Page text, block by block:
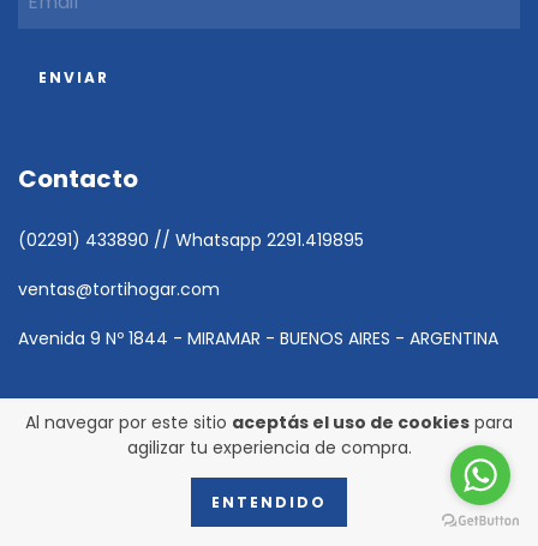
Al navegar por este sitio aceptás el uso de cookies para
agilizar tu experiencia de compra.
ENTENDIDO
Contacto
(02291) 433890 // Whatsapp 2291.419895
ventas@tortihogar.com
Avenida 9 Nº 1844 - MIRAMAR - BUENOS AIRES - ARGENTINA
Copyright TORTI HOGAR - 2026. Todos los derechos reservados.